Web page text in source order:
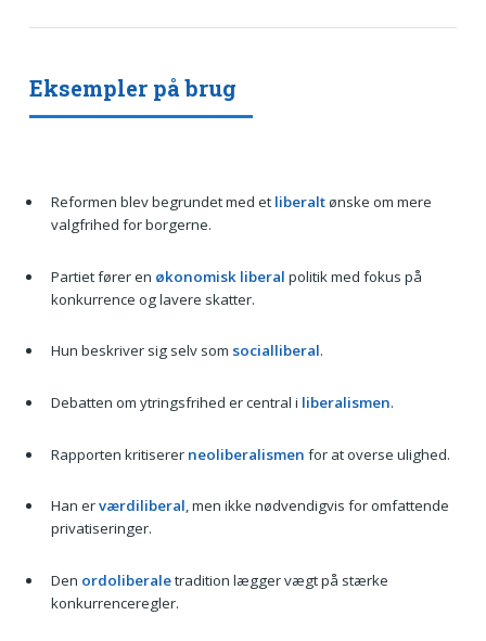
Eksempler på brug
Reformen blev begrundet med et liberaltønske om mere
valgfrihed for borgerne.
Partiet fører en økonomisk liberal politik med fokus på
konkurrence og lavere skatter.
Hun beskriver sig selv som socialliberal.
Debatten om ytringsfrihed er central i liberalismen.
Rapporten kritiserer neoliberalismen for at overse ulighed.
Han erværdiliberal, men ikke nødvendigvis for omfattende
privatiseringer.
Den ordoliberaletradition lægger vægt på stærke
konkurrenceregler.